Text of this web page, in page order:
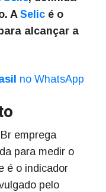
A Selic é o
alcançar a
no WhatsApp
emprega
para medir o
é o indicador
pelo